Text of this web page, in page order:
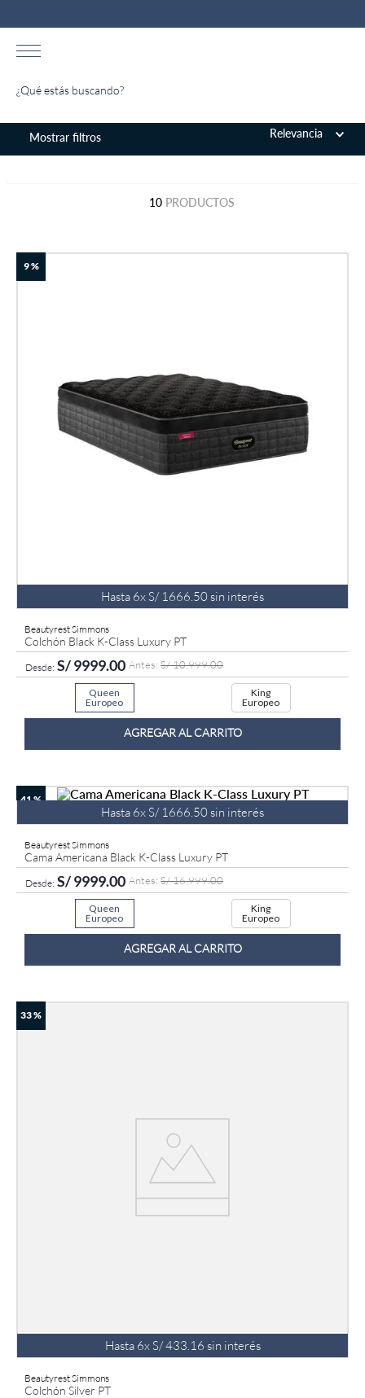
¿Qué estás buscando?
Relevancia
10 PRODUCTOS
9 %
Hasta 6xS/ 1666 50 sin interés
Beautyrest Simmons
Colchón Black K-Class Luxury PT
S/9999.00 S/10,999.00
Queen
Europeo
King
Europeo
AGREGAR AL CARRITO
41 %
Hasta 6xS/ 1666 50 sin interés
Beautyrest Simmons
Cama Americana Black K-Class Luxury PT
S/9999.00 S/16,999.00
Queen
Europeo
King
Europeo
AGREGAR AL CARRITO
33 %
Hasta 6xS/433 16 sin interés
Beautyrest Simmons
Colchón Silver PT
TÉRMINOS MÁS BUSCADOS
1.
almohada
.
fiamma
antares